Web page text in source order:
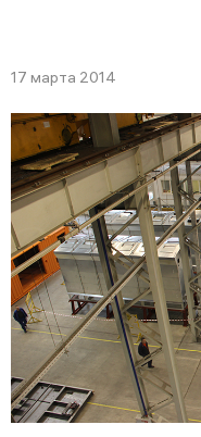
17 марта 2014